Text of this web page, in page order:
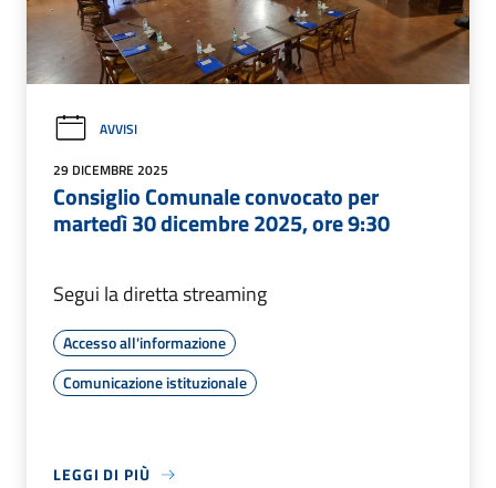
AVVISI
29 DICEMBRE 2025
Consiglio Comunale convocato per
martedì 30 dicembre 2025, ore 9:30
Segui la diretta streaming
Accesso all'informazione
Comunicazione istituzionale
LEGGI DI PIÙ